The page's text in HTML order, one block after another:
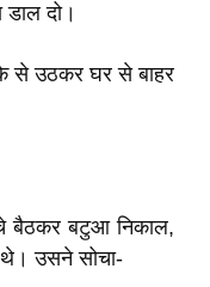
दो।
से उठकर घर से बाहर
बैठकर बटुआ निकाल,
थे। उसने सोचा-